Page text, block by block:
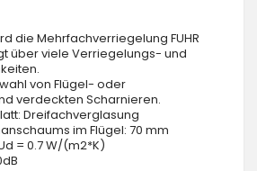
die Mehrfachverriegelung FUHR
über viele Verriegelungs- und
von Flügel- oder
verdeckten Scharnieren.
Dreifachverglasung
im Flügel: 70 mm
= 0.7 W/(m2*K)